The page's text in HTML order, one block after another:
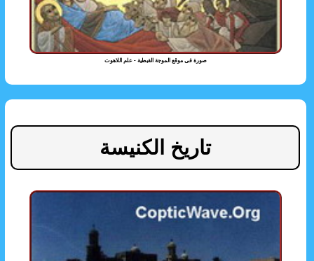
صورة فى موقع الموجة القبطية - علم اللاهوت
تاريخ الكنيسة